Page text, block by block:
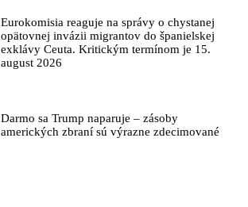
Eurokomisia reaguje na správy o chystanej
opätovnej invázii migrantov do španielskej
exklávy Ceuta. Kritickým termínom je 15.
august 2026
Darmo sa Trump naparuje – zásoby
amerických zbraní sú výrazne zdecimované